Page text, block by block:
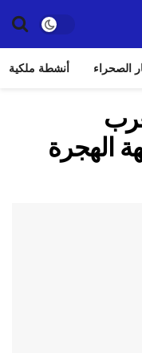
الصحراء أنشطة ملكية
الهجرة